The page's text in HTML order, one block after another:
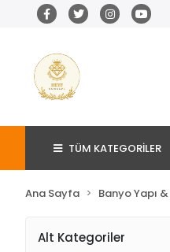
TÜM KATEGORİLER
Ana Sayfa Banyo Yapı
Alt Kategoriler